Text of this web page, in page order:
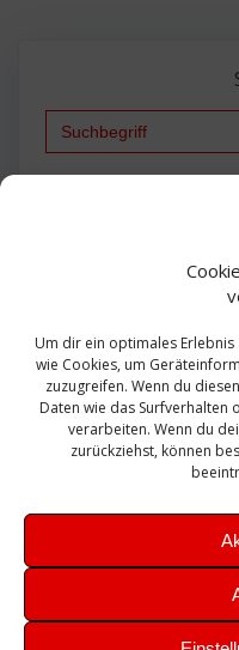
Um dir ein optimales
wie Cookies, um
zuzugreifen. Wenn du
Daten wie das Surfverhalten
verarbeiten. Wenn du
zurückziehst, können
Exchange
Sanierung SBS
Sicherung SIEM
Update Upgrade
VMWare VPN